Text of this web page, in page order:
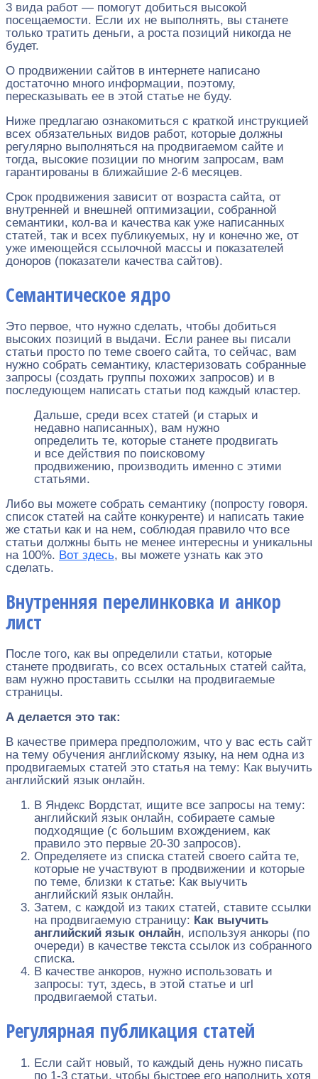
3 вида работ — помогут добиться высокой
посещаемости. Если их не выполнять, вы станете
только тратить деньги, а роста позиций никогда не
будет.
О продвижении сайтов в интернете написано
достаточно много информации, поэтому,
пересказывать ее в этой статье не буду.
Ниже предлагаю ознакомиться с краткой инструкцией
всех обязательных видов работ, которые должны
регулярно выполняться на продвигаемом сайте и
тогда, высокие позиции по многим запросам, вам
гарантированы в ближайшие 2-6 месяцев.
Срок продвижения зависит от возраста сайта, от
внутренней и внешней оптимизации, собранной
семантики, кол-ва и качества как уже написанных
статей, так и всех публикуемых, ну и конечно же, от
уже имеющейся ссылочной массы и показателей
доноров (показатели качества сайтов).
Семантическое ядро
Это первое, что нужно сделать, чтобы добиться
высоких позиций в выдачи. Если ранее вы писали
статьи просто по теме своего сайта, то сейчас, вам
нужно собрать семантику, кластеризовать собранные
запросы (создать группы похожих запросов) и в
последующем написать статьи под каждый кластер.
Дальше, среди всех статей (и старых и
недавно написанных), вам нужно
определить те, которые станете продвигать
и все действия по поисковому
продвижению, производить именно с этими
статьями.
Либо вы можете собрать семантику (попросту говоря.
список статей на сайте конкуренте) и написать такие
же статьи как и на нем, соблюдая правило что все
статьи должны быть не менее интересны и уникальны
на 100%. Вот здесь, вы можете узнать как это
сделать.
Внутренняя перелинковка и анкор
лист
После того, как вы определили статьи, которые
станете продвигать, со всех остальных статей сайта,
вам нужно проставить ссылки на продвигаемые
страницы.
А делается это так:
В качестве примера предположим, что у вас есть сайт
на тему обучения английскому языку, на нем одна из
продвигаемых статей это статья на тему: Как выучить
английский язык онлайн.
В Яндекс Вордстат, ищите все запросы на тему:
английский язык онлайн, собираете самые
подходящие (с большим вхождением, как
правило это первые 20-30 запросов).
Определяете из списка статей своего сайта те,
которые не участвуют в продвижении и которые
по теме, близки к статье: Как выучить
английский язык онлайн.
Затем, с каждой из таких статей, ставите ссылки
на продвигаемую страницу: Как выучить
английский язык онлайн, используя анкоры (по
очереди) в качестве текста ссылок из собранного
списка.
В качестве анкоров, нужно использовать и
запросы: тут, здесь, в этой статье и url
продвигаемой статьи.
Регулярная публикация статей
Если сайт новый, то каждый день нужно писать
по 1-3 статьи, чтобы быстрее его наполнить хотя